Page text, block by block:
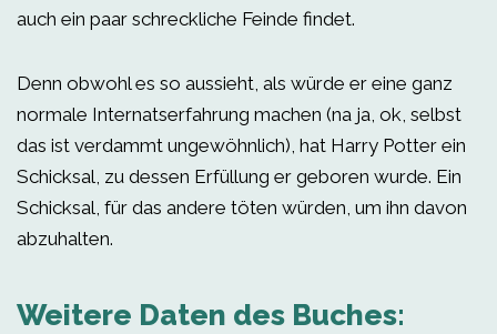
auch ein paar schreckliche Feinde findet.
Denn obwohl es so aussieht, als würde er eine ganz
normale Internatserfahrung machen (na ja, ok, selbst
das ist verdammt ungewöhnlich), hat Harry Potter ein
Schicksal, zu dessen Erfüllung er geboren wurde. Ein
Schicksal, für das andere töten würden, um ihn davon
abzuhalten.
Weitere Daten des Buches: